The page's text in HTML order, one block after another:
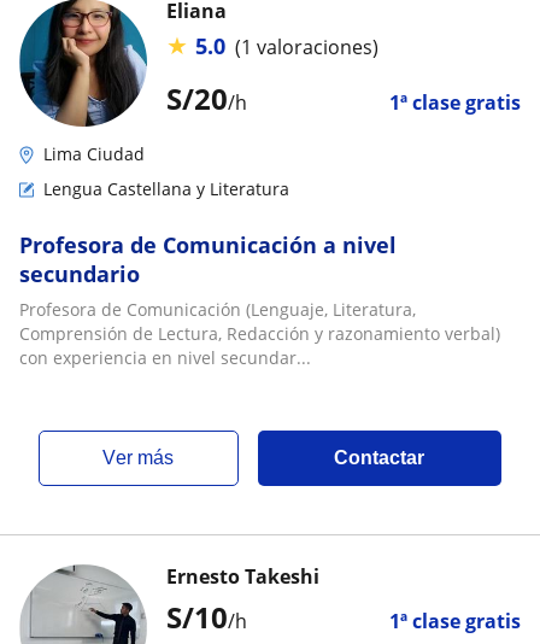
S/20/h 1ª clase gratis
Eliana
★ 5.0 (1 valoraciones)
Lima Ciudad
Lengua Castellana y Literatura
Profesora de Comunicación a nivel
secundario
Profesora de Comunicación (Lenguaje, Literatura,
Comprensión de Lectura, Redacción y razonamiento verbal)
con experiencia en nivel secundar...
ver más Contactar
S/10/h 1ª clase gratis
Ernesto Takeshi